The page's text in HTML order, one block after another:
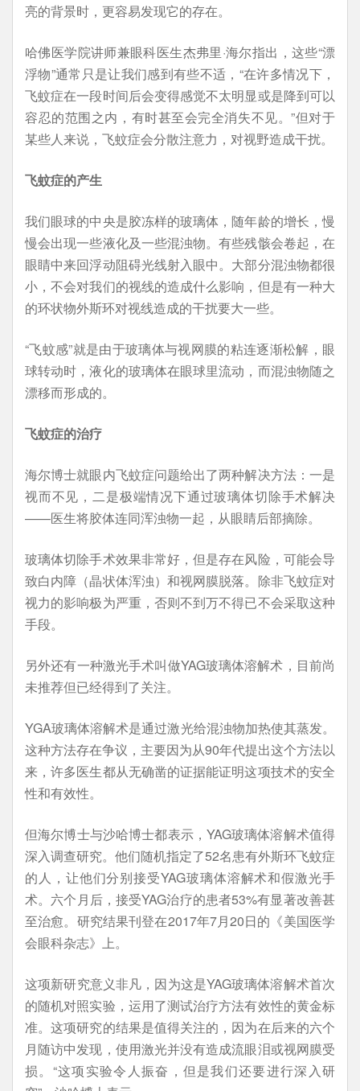
亮的背景时，更容易发现它的存在。
哈佛医学院讲师兼眼科医生杰弗里·海尔指出，这些“漂
浮物”通常只是让我们感到有些不适，“在许多情况下，
飞蚊症在一段时间后会变得感觉不太明显或是降到可以
容忍的范围之内，有时甚至会完全消失不见。”但对于
某些人来说，飞蚊症会分散注意力，对视野造成干扰。
飞蚊症的产生
我们眼球的中央是胶冻样的玻璃体，随年龄的增长，慢
慢会出现一些液化及一些混浊物。有些残骸会卷起，在
眼睛中来回浮动阻碍光线射入眼中。大部分混浊物都很
小，不会对我们的视线的造成什么影响，但是有一种大
的环状物外斯环对视线造成的干扰要大一些。
“飞蚊感”就是由于玻璃体与视网膜的粘连逐渐松解，眼
球转动时，液化的玻璃体在眼球里流动，而混浊物随之
漂移而形成的。
飞蚊症的治疗
海尔博士就眼内飞蚊症问题给出了两种解决方法：一是
视而不见，二是极端情况下通过玻璃体切除手术解决
——医生将胶体连同浑浊物一起，从眼睛后部摘除。
玻璃体切除手术效果非常好，但是存在风险，可能会导
致白内障（晶状体浑浊）和视网膜脱落。除非飞蚊症对
视力的影响极为严重，否则不到万不得已不会采取这种
手段。
另外还有一种激光手术叫做YAG玻璃体溶解术，目前尚
未推荐但已经得到了关注。
YGA玻璃体溶解术是通过激光给混浊物加热使其蒸发。
这种方法存在争议，主要因为从90年代提出这个方法以
来，许多医生都从无确凿的证据能证明这项技术的安全
性和有效性。
但海尔博士与沙哈博士都表示，YAG玻璃体溶解术值得
深入调查研究。他们随机指定了52名患有外斯环飞蚊症
的人，让他们分别接受YAG玻璃体溶解术和假激光手
术。六个月后，接受YAG治疗的患者53%有显著改善甚
至治愈。研究结果刊登在2017年7月20日的《美国医学
会眼科杂志》上。
这项新研究意义非凡，因为这是YAG玻璃体溶解术首次
的随机对照实验，运用了测试治疗方法有效性的黄金标
准。这项研究的结果是值得关注的，因为在后来的六个
月随访中发现，使用激光并没有造成流眼泪或视网膜受
损。“这项实验令人振奋，但是我们还要进行深入研